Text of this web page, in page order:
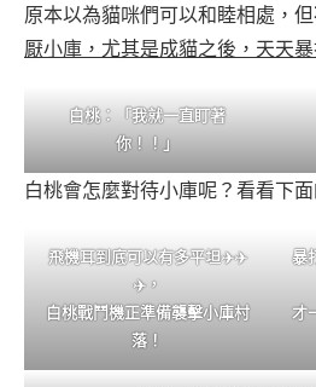
原本以為貓咪們可以和睦相處，但
厭小庫，尤其是成貓之後，天天
白桃：「我就一直盯著
你！！」
白桃會怎麼對待小庫呢？看看下面
飛機耳到底可以有多平坦✈️✈️
✈️，
白桃戰鬥機正準備襲擊小庫村
落！
暴
才